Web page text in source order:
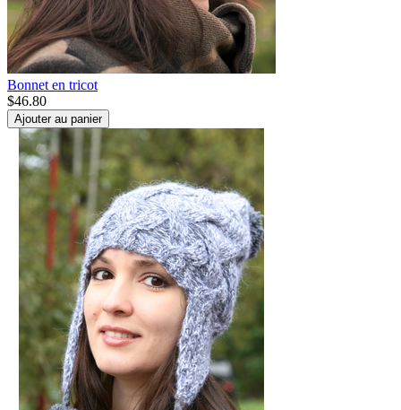
Bonnet en tricot
$46.80
Ajouter au panier